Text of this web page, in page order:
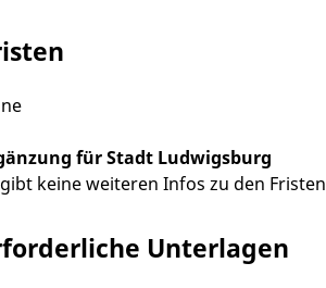
für Stadt Ludwigsburg
keine weiteren Infos zu den Fristen
Unterlagen